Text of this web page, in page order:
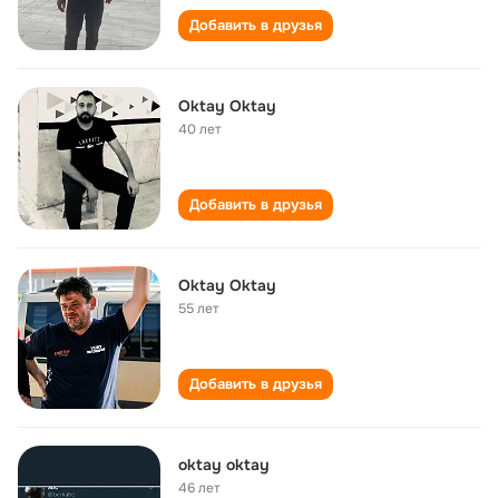
Добавить в друзья
Oktay Oktay
40 лет
Добавить в друзья
Oktay Oktay
55 лет
Добавить в друзья
oktay oktay
46 лет